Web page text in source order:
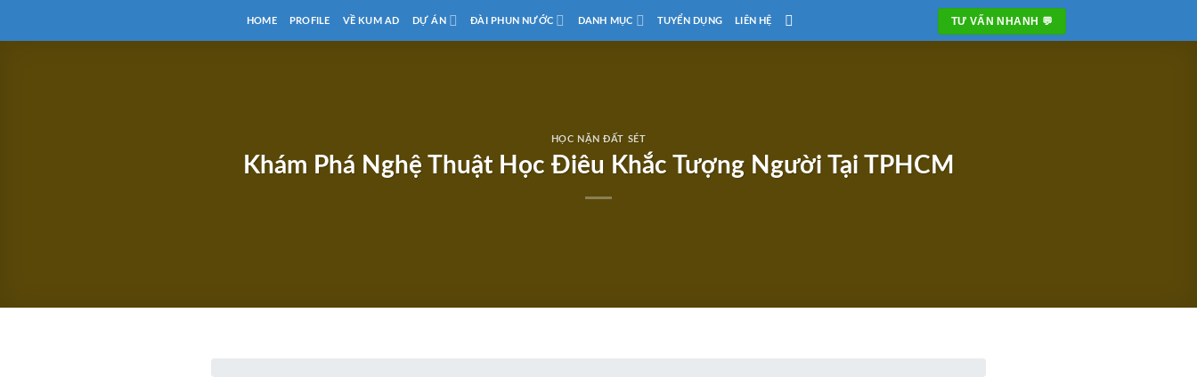
HOME PROFILE VỀ KUM AD DỰ ÁN ĐÀI PHUN NƯỚC DANH MỤC TUYỂN DỤNG LIÊN HỆ TƯ VẤN NHANH 💬
HỌC NẶN ĐẤT SÉT
Khám Phá Nghệ Thuật Học Điêu Khắc Tượng Người Tại TPHCM